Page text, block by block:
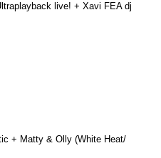
live! + Xavi FEA dj
+ Matty & Olly (White Heat/